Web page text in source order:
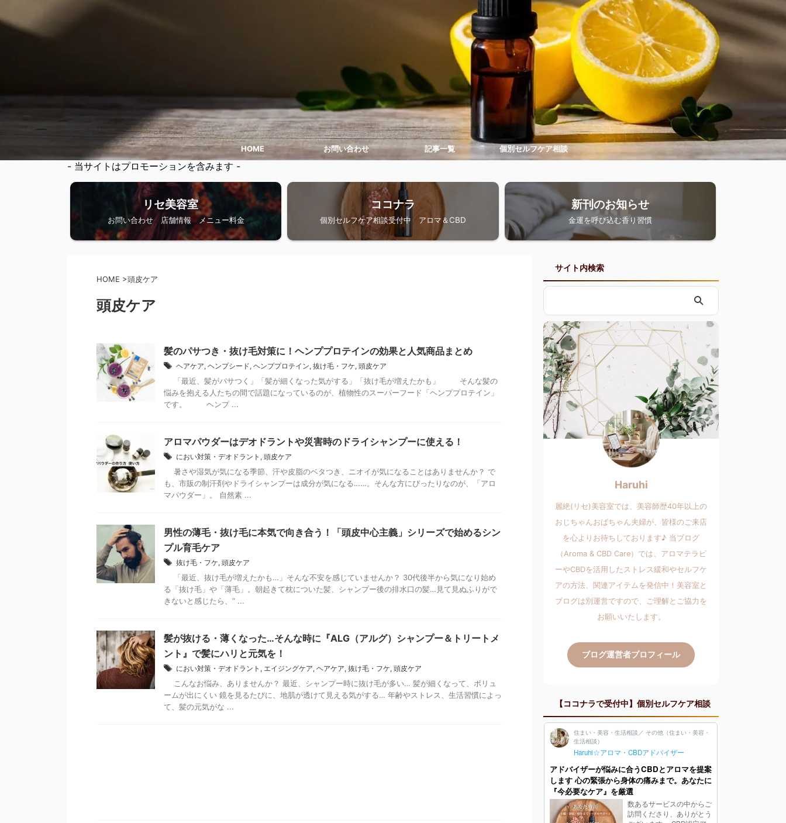
HOME お問い合わせ 記事一覧 個別セルフケア相談
- 当サイトはプロモーションを含みます -
リセ美容室
お問い合わせ 店舗情報 メニュー料金
ココナラ
個別セルフケア相談受付中 アロマ＆CBD
新刊のお知らせ
金運を呼び込む香り習慣
HOME >頭皮ケア
頭皮ケア
髪のパサつき・抜け毛対策に！ヘンププロテインの効果と人気商品まとめ
ヘアケア, ヘンプシード, ヘンププロテイン, 抜け毛・フケ, 頭皮ケア
「最近、髪がパサつく」「髪が細くなった気がする」「抜け毛が増えたかも」 そんな髪の
悩みを抱える人たちの間で話題になっているのが、植物性のスーパーフード「ヘンププロテイン」
です。 ヘンプ ...
アロマパウダーはデオドラントや災害時のドライシャンプーに使える！
におい対策・デオドラント , 頭皮ケア
暑さや湿気が気になる季節、汗や皮脂のベタつき、ニオイが気になることはありませんか？ で
も、市販の制汗剤やドライシャンプーは成分が気になる……。そんな方にぴったりなのが、「アロ
マパウダー」。 自然素 ...
男性の薄毛・抜け毛に本気で向き合う！「頭皮中心主義」シリーズで始めるシン
プル育毛ケア
抜け毛・フケ, 頭皮ケア
「最近、抜け毛が増えたかも…」そんな不安を感じていませんか？ 30代後半から気になり始め
る「抜け毛」や「薄毛」。朝起きて枕についた髪、シャンプー後の排水口の髪…見て見ぬふりがで
きないと感じたら、“ ...
髪が抜ける・薄くなった…そんな時に『ALG（アルグ）シャンプー＆トリートメ
ント』で髪にハリと元気を！
におい対策・デオドラント , エイジングケア, ヘアケア, 抜け毛・フケ, 頭皮ケア
こんなお悩み、ありませんか？ 最近、シャンプー時に抜け毛が多い… 髪が細くなって、ボリュ
ームが出にくい 鏡を見るたびに、地肌が透けて見える気がする… 年齢やストレス、生活習慣によっ
て、髪の元気がな ...
サイト内検索
Haruhi
麗絶(リセ)美容室では、美容師歴40年以上の
おじちゃんおばちゃん夫婦が、皆様のご来店
を心よりお待ちしております♪ 当ブログ
（Aroma & CBD Care）では、アロマテラピ
ーやCBDを活用したストレス緩和やセルフケ
アの方法、関連アイテムを発信中！美容室と
ブログは別運営ですので、ご理解とご協力を
お願いいたします。
ブログ運営者プロフィール
【ココナラで受付中】個別セルフケア相談